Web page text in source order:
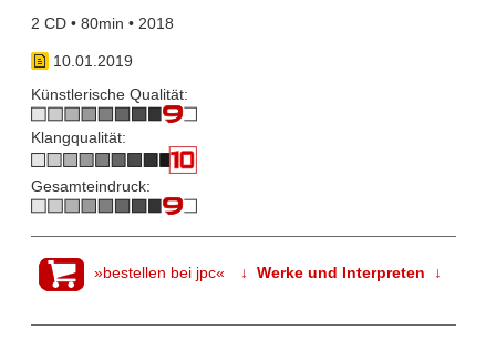
2 CD • 80min • 2018
10.01.2019
Künstlerische Qualität:
Klangqualität:
Gesamteindruck:
»bestellen bei jpc« ↓ Werke und Interpreten ↓